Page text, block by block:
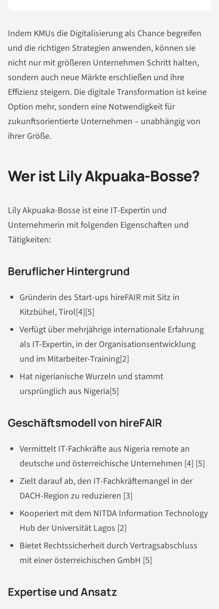
Indem KMUs die Digitalisierung als Chance begreifen
und die richtigen Strategien anwenden, können sie
nicht nur mit größeren Unternehmen Schritt halten,
sondern auch neue Märkte erschließen und ihre
Effizienz steigern. Die digitale Transformation ist keine
Option mehr, sondern eine Notwendigkeit für
zukunftsorientierte Unternehmen – unabhängig von
ihrer Größe.
Wer ist Lily Akpuaka-Bosse?
Lily Akpuaka-Bosse ist eine IT-Expertin und
Unternehmerin mit folgenden Eigenschaften und
Tätigkeiten:
Beruflicher Hintergrund
Gründerin des Start-ups hireFAIR mit Sitz in
Kitzbühel, Tirol[4][5]
Verfügt über mehrjährige internationale Erfahrung
als IT-Expertin, in der Organisationsentwicklung
und im Mitarbeiter-Training[2]
Hat nigerianische Wurzeln und stammt
ursprünglich aus Nigeria[5]
Geschäftsmodell von hireFAIR
Vermittelt IT-Fachkräfte aus Nigeria remote an
deutsche und österreichische Unternehmen [4] [5]
Zielt darauf ab, den IT-Fachkräftemangel in der
DACH-Region zu reduzieren [3]
Kooperiert mit dem NITDA Information Technology
Hub der Universität Lagos [2]
Bietet Rechtssicherheit durch Vertragsabschluss
mit einer österreichischen GmbH [5]
Expertise und Ansatz